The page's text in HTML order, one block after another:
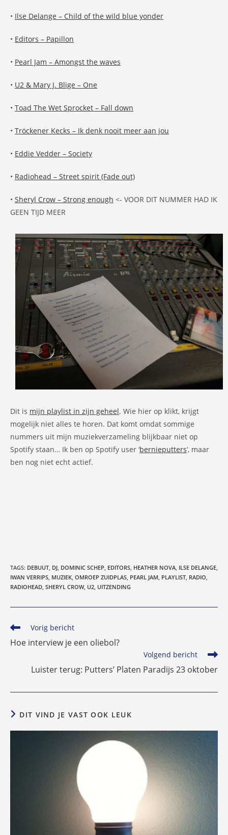
• Ilse Delange – Child of the wild blue yonder
• Editors – Papillon
• Pearl Jam – Amongst the waves
• U2 & Mary J. Blige – One
• Toad The Wet Sprocket – Fall down
• Tröckener Kecks – Ik denk nooit meer aan jou
• Eddie Vedder – Society
• Radiohead – Street spirit (Fade out)
• Sheryl Crow – Strong enough <- VOOR DIT NUMMER HAD IK
GEEN TIJD MEER
Dit is mijn playlist in zijn geheel. Wie hier op klikt, krijgt
mogelijk niet alles te horen. Dat komt omdat sommige
nummers uit mijn muziekverzameling blijkbaar niet op
Spotify staan… Ik ben op Spotify user ‘bernieputters‘, maar
ben nog niet echt actief.
TAGS: DEBUUT DJ DOMINIC SCHEP EDITORS HEATHER NOVA ILSE DELANGE
IWAN VERRIPS MUZIEK OMROEP ZUIDPLAS PEARL JAM PLAYLIST RADIO
RADIOHEAD SHERYL CROW, U2 UITZENDING
Lees
artikelen
Vorig bericht
Hoe interview je een oliebol?
Volgend bericht
Luister terug: Putters’ Platen Paradijs 23 oktober
DIT VIND JE VAST OOK LEUK